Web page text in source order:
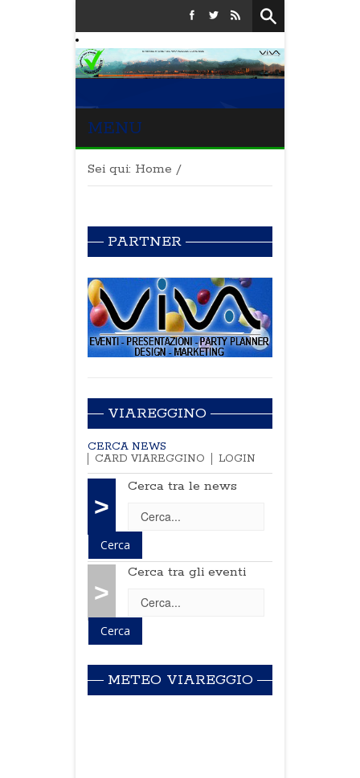
MENU
Sei qui: Home /
PARTNER
VIAREGGINO
CERCA NEWS
CARD VIAREGGINO
LOGIN
>
Cerca tra le news
>
Cerca tra gli eventi
METEO VIAREGGIO